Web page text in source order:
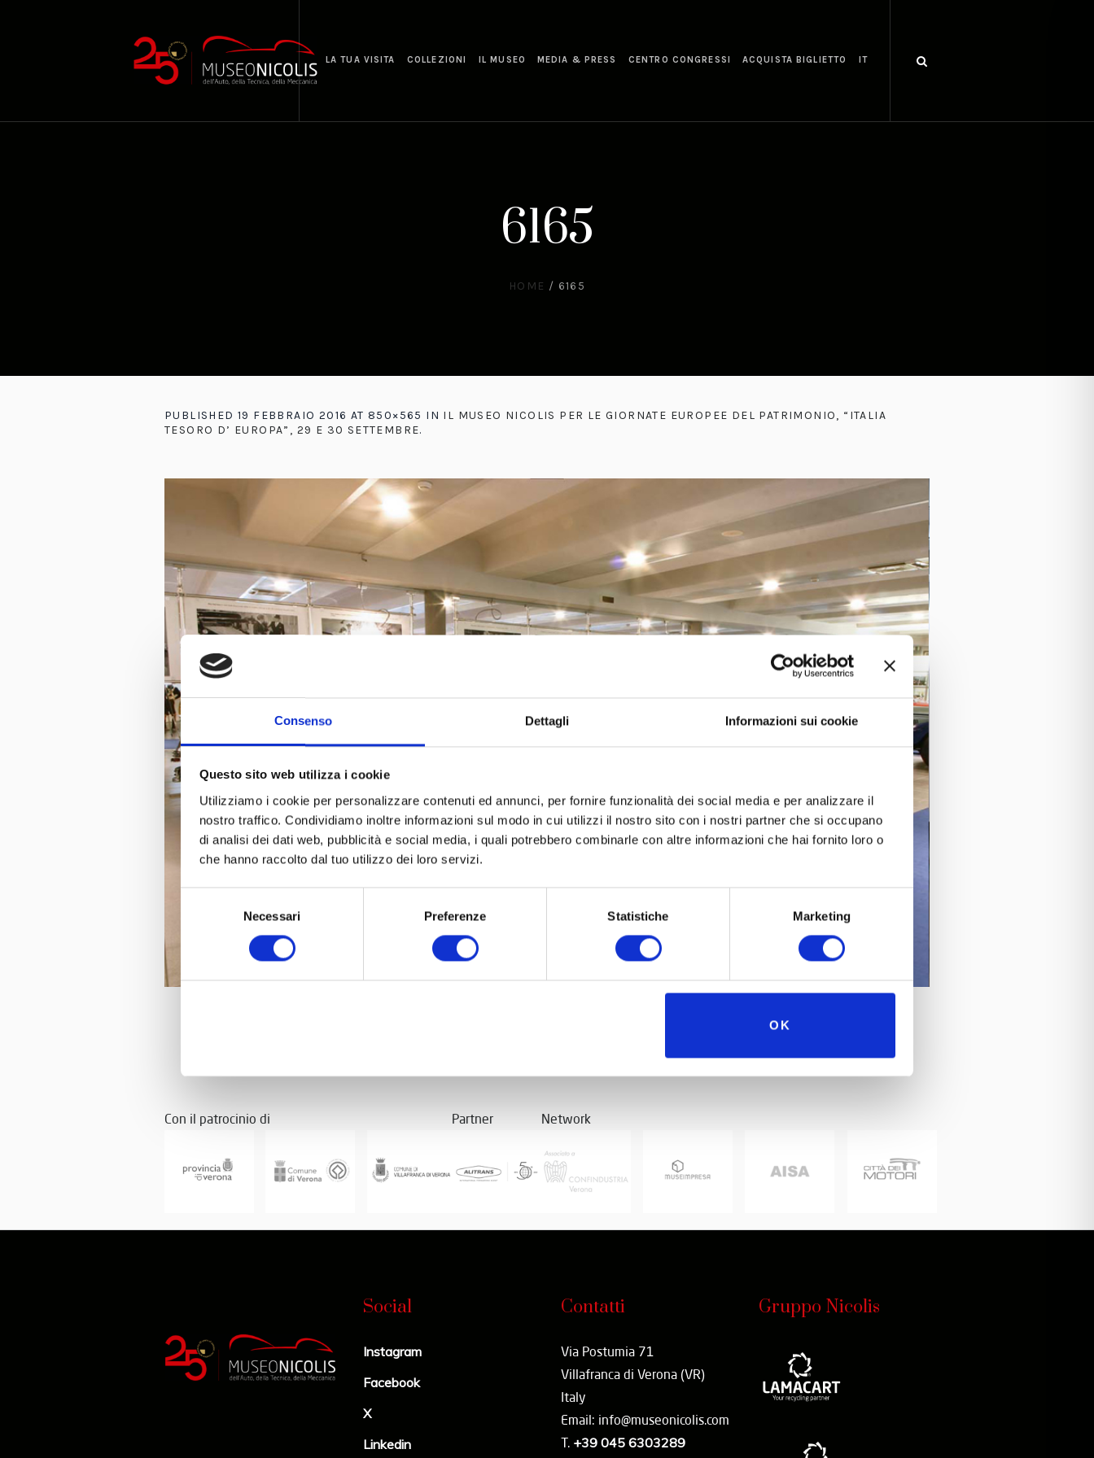
Consenso Dettagli Informazioni sui cookie
Questo sito web utilizza i cookie
Utilizziamo i cookie per personalizzare contenuti ed annunci, per fornire funzionalità dei social media e per analizzare il
nostro traffico. Condividiamo inoltre informazioni sul modo in cui utilizzi il nostro sito con i nostri partner che si occupano
di analisi dei dati web, pubblicità e social media, i quali potrebbero combinarle con altre informazioni che hai fornito loro o
che hanno raccolto dal tuo utilizzo dei loro servizi.
Necessari Preferenze Statistiche Marketing
OK
LA TUA VISITA COLLEZIONI IL MUSEO MEDIA & PRESS CENTRO CONGRESSI ACQUISTA BIGLIETTO IT
6165
HOME / 6165
PUBLISHED 19 FEBBRAIO 2016 AT 850×565 IN IL MUSEO NICOLIS PER LE GIORNATE EUROPEE DEL PATRIMONIO, “ITALIA
TESORO D’ EUROPA”, 29 E 30 SETTEMBRE.
Con il patrocinio di Partner Network
Social
Instagram
Facebook
X
Linkedin
Contatti
Via Postumia 71
Villafranca di Verona (VR)
Italy
Email: info@museonicolis.com
T. +39 045 6303289
Gruppo Nicolis